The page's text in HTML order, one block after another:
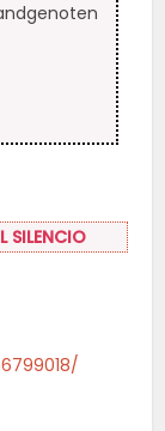
SILENCIO